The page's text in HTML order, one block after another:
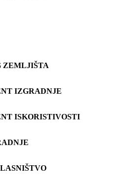
ZEMLJIŠTA
IZGRADNJE
ISKORISTIVOSTI